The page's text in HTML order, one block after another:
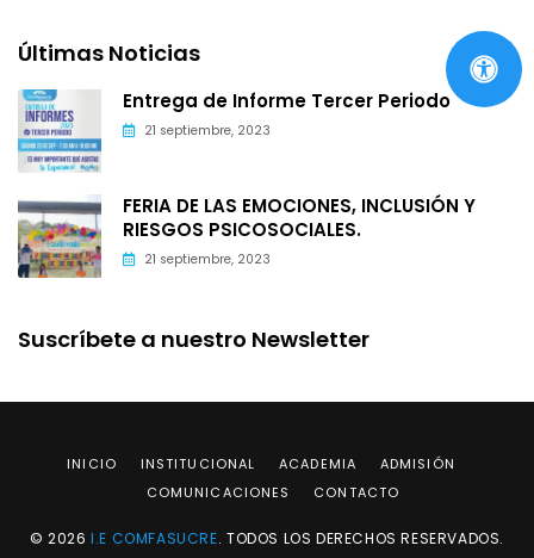
Últimas Noticias
Entrega de Informe Tercer Periodo
21 septiembre, 2023
FERIA DE LAS EMOCIONES, INCLUSIÓN Y
RIESGOS PSICOSOCIALES.
21 septiembre, 2023
Suscríbete a nuestro Newsletter
INICIO INSTITUCIONAL ACADEMIA
ADMISIÓN
COMUNICACIONES
CONTACTO
© 2026I.E COMFASUCRE. TODOS LOS DERECHOS RESERVADOS.